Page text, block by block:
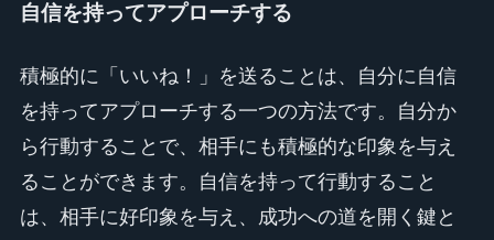
自信を持ってアプローチする
積極的に「いいね！」を送ることは、自分に自信
を持ってアプローチする一つの方法です。自分か
ら行動することで、相手にも積極的な印象を与え
ることができます。自信を持って行動すること
は、相手に好印象を与え、成功への道を開く鍵と